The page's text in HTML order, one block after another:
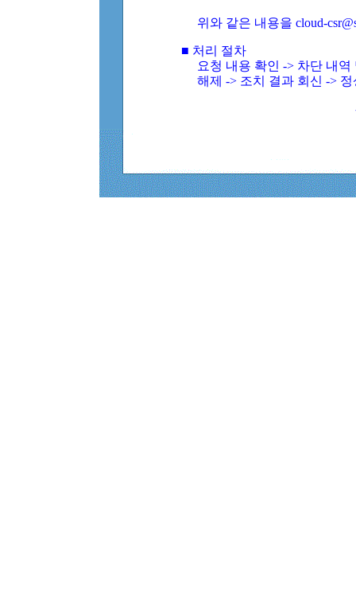
위와 같은 내용을 cloud-
■ 처리 절차
요청 내용 확인 -> 차단 내
해제 -> 조치 결과 회신 ->